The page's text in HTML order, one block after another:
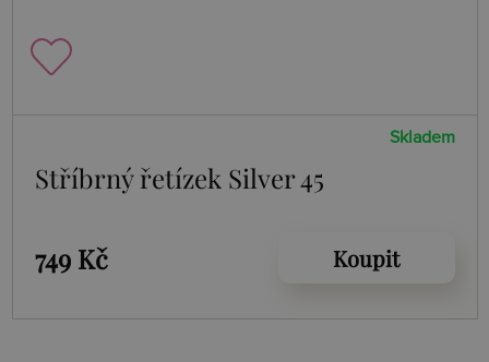
Skladem
Stříbrný řetízek Silver 45
749 Kč Koupit